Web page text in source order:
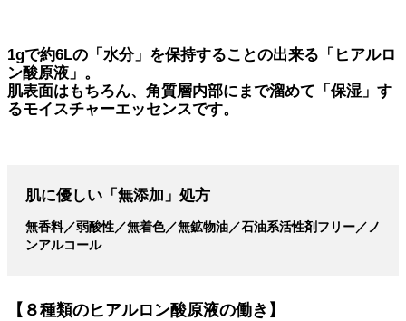
1gで約6Lの「水分」を保持することの出来る「ヒアルロ
ン酸原液」。
肌表面はもちろん、角質層内部にまで溜めて「保湿」す
るモイスチャーエッセンスです。
肌に優しい「無添加」処方
無香料／弱酸性／無着色／無鉱物油／石油系活性剤フリー／ノ
ンアルコール
【８種類のヒアルロン酸原液の働き】